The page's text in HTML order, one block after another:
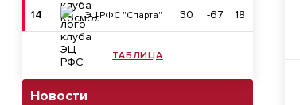
14 ЭЦ РФС "Спарта" 30 -67 18
ТАБЛИЦА
Новости